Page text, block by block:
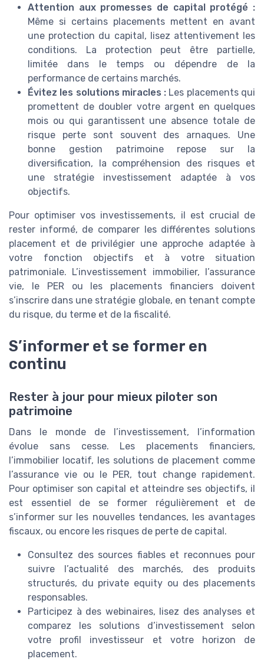
Attention aux promesses de capital protégé :
Même si certains placements mettent en avant
une protection du capital, lisez attentivement les
conditions. La protection peut être partielle,
limitée dans le temps ou dépendre de la
performance de certains marchés.
Évitez les solutions miracles : Les placements qui
promettent de doubler votre argent en quelques
mois ou qui garantissent une absence totale de
risque perte sont souvent des arnaques. Une
bonne gestion patrimoine repose sur la
diversification, la compréhension des risques et
une stratégie investissement adaptée à vos
objectifs.
Pour optimiser vos investissements, il est crucial de
rester informé, de comparer les différentes solutions
placement et de privilégier une approche adaptée à
votre fonction objectifs et à votre situation
patrimoniale. L’investissement immobilier, l’assurance
vie, le PER ou les placements financiers doivent
s’inscrire dans une stratégie globale, en tenant compte
du risque, du terme et de la fiscalité.
S’informer et se former en
continu
Rester à jour pour mieux piloter son
patrimoine
Dans le monde de l’investissement, l’information
évolue sans cesse. Les placements financiers,
l’immobilier locatif, les solutions de placement comme
l’assurance vie ou le PER, tout change rapidement.
Pour optimiser son capital et atteindre ses objectifs, il
est essentiel de se former régulièrement et de
s’informer sur les nouvelles tendances, les avantages
fiscaux, ou encore les risques de perte de capital.
Consultez des sources fiables et reconnues pour
suivre l’actualité des marchés, des produits
structurés, du private equity ou des placements
responsables.
Participez à des webinaires, lisez des analyses et
comparez les solutions d’investissement selon
votre profil investisseur et votre horizon de
placement.